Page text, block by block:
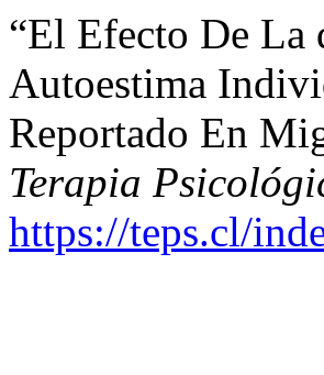
“El Efecto De La
Autoestima
Reportado En
Terapia
https://teps.cl/